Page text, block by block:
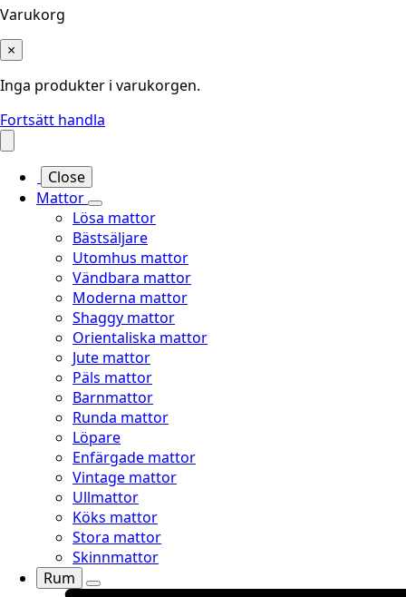
Varukorg
×
Inga produkter i varukorgen.
Fortsätt handla
Close
Mattor
Lösa mattor
Bästsäljare
Utomhus mattor
Vändbara mattor
Moderna mattor
Shaggy mattor
Orientaliska mattor
Jute mattor
Päls mattor
Barnmattor
Runda mattor
Löpare
Enfärgade mattor
Vintage mattor
Ullmattor
Köks mattor
Stora mattor
Skinnmattor
Rum